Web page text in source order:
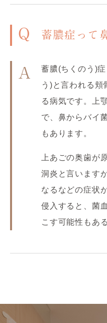
Q 蓄膿症って
A
蓄膿(ちくのう)
う)と言われる頬
る病気です。上
で、鼻からバイ
もあります。
上あごの奥歯が
洞炎と言います
なるなどの症状
侵入すると、菌
こす可能性もあ